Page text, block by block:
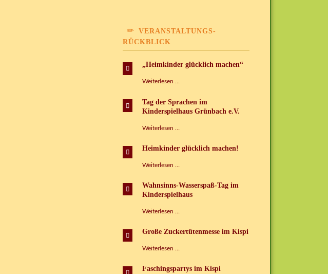
VERANSTALTUNGS-
RÜCKBLICK
„Heimkinder glücklich machen“
Weiterlesen …
machen“
Tag der Sprachen im
Kinderspielhaus Grünbach e.V.
Weiterlesen …
Sprachen
e.V.
Heimkinder glücklich machen!
Weiterlesen …
machen!
Wahnsinns-Wasserspaß-Tag im
Kinderspielhaus
Weiterlesen …
Tag
Große Zuckertütenmesse im Kispi
Weiterlesen …
im
Faschingspartys im Kispi